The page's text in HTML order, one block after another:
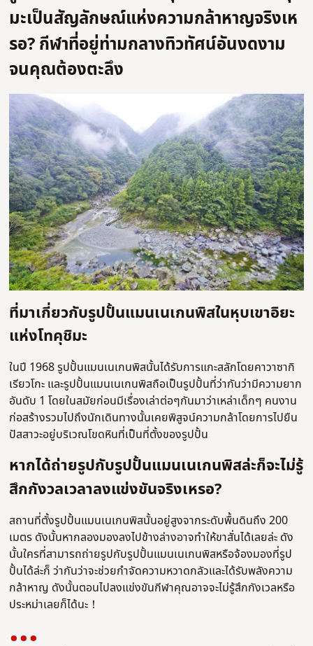
มะเป็นสัญลักษณ์แห่งความกล้าหาญจริงเห
รอ? กีฬาที่อยู่ท่ามกลางทิวทัศน์อันงดงาม
จนคุณต้องตะลึง
ที่มาเกี่ยวกับรูปปั้นแมนเนเกนพิสในหุบเขาอิยะ
แห่งโทคุชิมะ
ในปี 1968 รูปปั้นแมนเนเกนพิสนั้นได้รับการแกะสลักโดยคาวาซากิ
เรียวโกะ และรูปปั้นแมนเนเกนพิสถือเป็นรูปปั้นที่ว่ากันว่ามีความยาก
อันดับ 1 โดยในสมัยก่อนมีเรื่องเล่าต่อๆกันมาว่าเหล่าเด็กๆ คนงาน
ก่อสร้างรวมไปถึงนักเดินทางนั้นเคยพิสูจน์ความกล้าโดยการไปยืน
ปัสสาวะอยู่บริเวณโขดหินที่เป็นที่ตั้งของรูปปั้น
หากได้ถ่ายรูปกับรูปปั้นแมนเนเกนพิสล่ะก็จะไม่รู้
สึกกังวลเวลาลงแข่งขันจริงเหรอ?
สถานที่ตั้งรูปปั้นแมนเนเกนพิสนั้นอยู่สูงจากระดับพื้นดินถึง 200
เมตร ดังนั้นหากลองมองลงไปข้างล่างอาจทำให้ขาสั่นได้เลยล่ะ ดัง
นั้นใครที่สามารถถ่ายรูปกับรูปปั้นแมนเนเกนพิสหรือจ้องมองที่รูป
ปั้นได้ล่ะก็ ว่ากันว่าจะช่วยกำจัดความหวาดกลัวและได้รับพลังความ
กล้าหาญ ดังนั้นตอนไปลงแข่งขันกีฬาคุณอาจจะไม่รู้สึกกังเวลหรือ
ประหม่าเลยก็ได้นะ！